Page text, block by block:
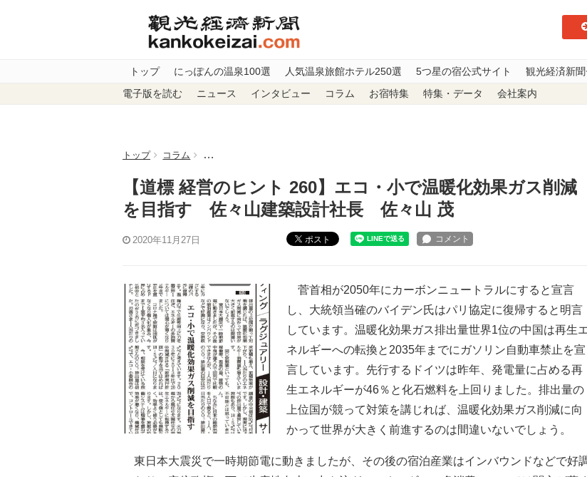
トップ にっぽんの温泉100選 人気温泉旅館ホテル250選 5つ星の宿公式サイト 観光経済新
電子版を読む ニュース インタビュー コラム お宿特集 特集・データ 会社案内
トップ コラム 【道標 経営のヒント 260】エコ・小で温暖化効果ガス削減を目指す 佐々山建築設計社長
【道標 経営のヒント 260】エコ・小で温暖化効果ガス削減
を目指す 佐々山建築設計社長 佐々山 茂
2020年11月27日 ポスト
菅首相が2050年にカーボンニュートラルにすると宣言
し、大統領当確のバイデン氏はパリ協定に復帰すると明言
しています。温暖化効果ガス排出量世界1位の中国は再生
ネルギーへの転換と2035年までにガソリン自動車禁止を宣
言しています。先行するドイツは昨年、発電量に占める再
生エネルギーが46％と化石燃料を上回りました。排出量の
上位国が競って対策を講じれば、温暖化効果ガス削減に向
かって世界が大きく前進するのは間違いないでしょう。
東日本大震災で一時期節電に動きましたが、その後の宿泊産業はインバウンドなどで好